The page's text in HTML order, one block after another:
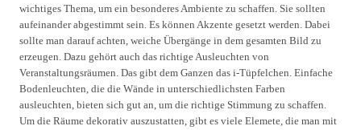
wichtiges Thema, um ein besonderes Ambiente zu schaffen. Sie sollten
aufeinander abgestimmt sein. Es können Akzente gesetzt werden. Dabei
sollte man darauf achten, weiche Übergänge in dem gesamten Bild zu
erzeugen. Dazu gehört auch das richtige Ausleuchten von
Veranstaltungsräumen. Das gibt dem Ganzen das i-Tüpfelchen. Einfache
Bodenleuchten, die die Wände in unterschiedlichsten Farben
ausleuchten, bieten sich gut an, um die richtige Stimmung zu schaffen.
Um die Räume dekorativ auszustatten, gibt es viele Elemete, die man mit